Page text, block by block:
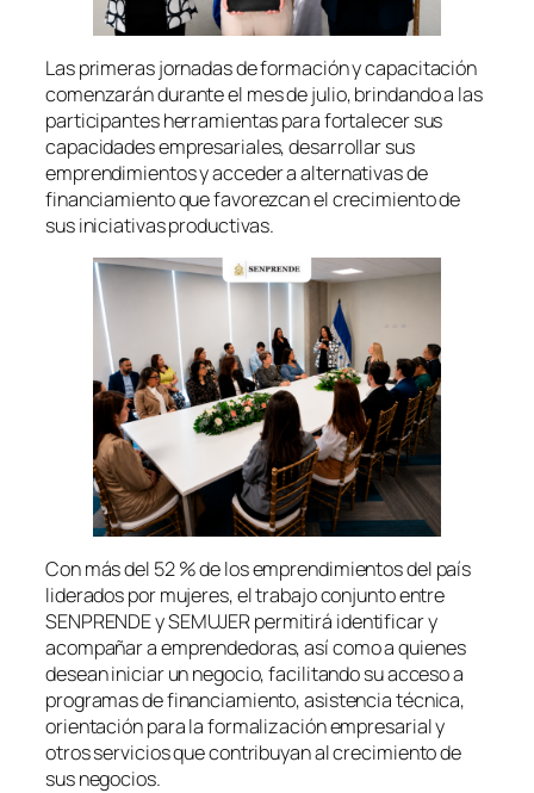
Las primeras jornadas de formación y capacitación
comenzarán durante el mes de julio, brindando a las
participantes herramientas para fortalecer sus
capacidades empresariales, desarrollar sus
emprendimientos y acceder a alternativas de
financiamiento que favorezcan el crecimiento de
sus iniciativas productivas.
Con más del 52 % de los emprendimientos del país
liderados por mujeres, el trabajo conjunto entre
SENPRENDE y SEMUJER permitirá identificar y
acompañar a emprendedoras, así como a quienes
desean iniciar un negocio, facilitando su acceso a
programas de financiamiento, asistencia técnica,
orientación para la formalización empresarial y
otros servicios que contribuyan al crecimiento de
sus negocios.